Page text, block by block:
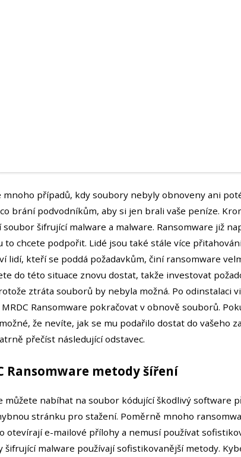
mnoho případů, kdy soubory nebyly obnoveny ani
brání podvodníkům, aby si jen brali vaše peníze.
soubor šifrující malware a malware. Ransomware již
to chcete podpořit. Lidé jsou také stále více
lidí, kteří se poddá požadavkům, činí ransomware
do této situace znovu dostat, takže investovat
ztráta souborů by nebyla možná. Po odinstalaci
Ransomware pokračovat v obnově souborů.
že nevíte, jak se mu podařilo dostat do vašeho
přečíst následující odstavec.
Ransomware metody šíření
můžete nabíhat na soubor kódující škodlivý software
stránku pro stažení. Poměrně mnoho
otevírají e-mailové přílohy a nemusí používat
šifrující malware používají sofistikovanější metody.